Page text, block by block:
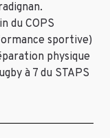
du COPS
sportive)
physique
à 7 du STAPS